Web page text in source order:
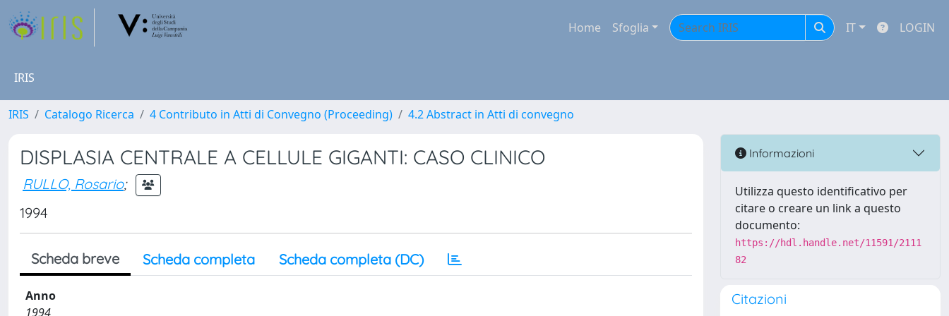
Home Sfoglia IT LOGIN
IRIS
IRIS Catalogo Ricerca 4 Contributo in Atti di Convegno (Proceeding) 4.2 Abstract in Atti di convegno
DISPLASIA CENTRALE A CELLULE GIGANTI: CASO CLINICO
RULLO, Rosario;
1994
Scheda breve Scheda completa Scheda completa (DC)
Anno
1994
Informazioni
Utilizza questo identificativo per
citare o creare un link a questo
documento:
https://hdl.handle.net/11591/2111
82
Citazioni